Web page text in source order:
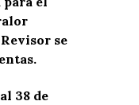
se
38 de